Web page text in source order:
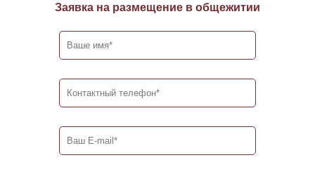
Заявка на размещение в общежитии